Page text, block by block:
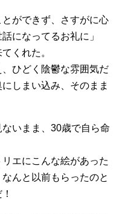
ができず、さすがに心
になってるお礼に」
くれた。
ひどく陰鬱な雰囲気だ
しまい込み、そのまま
いまま、30歳で自ら命
エにこんな絵があった
んと以前もらったのと